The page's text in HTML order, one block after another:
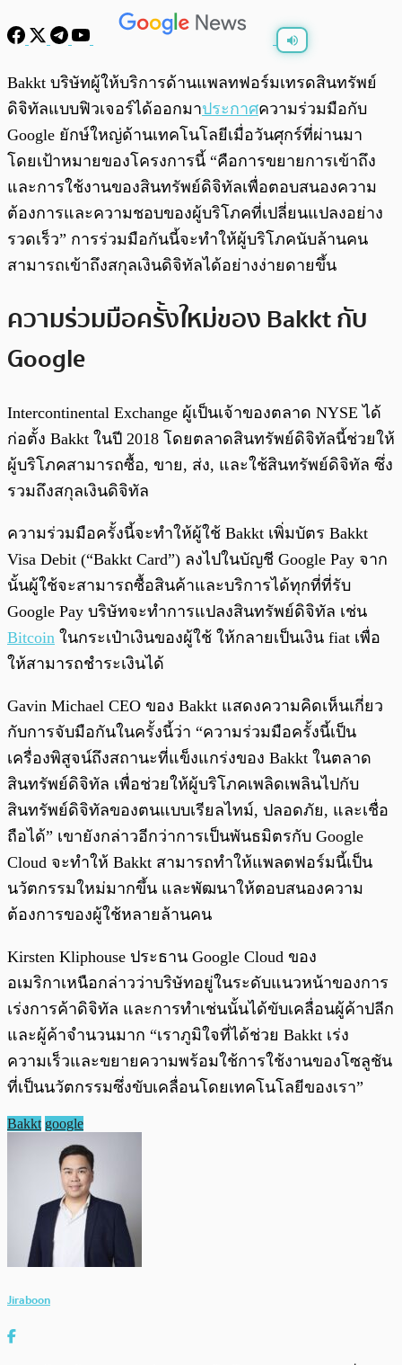
พร้อมเล่น 0:00 0:00
Bakkt บริษัทผู้ให้บริการด้านแพลทฟอร์มเทรดสินทรัพย์
ดิจิทัลแบบฟิวเจอร์ได้ออกมาประกาศความร่วมมือกับ
Google ยักษ์ใหญ่ด้านเทคโนโลยีเมื่อวันศุกร์ที่ผ่านมา
โดยเป้าหมายของโครงการนี้ “คือการขยายการเข้าถึง
และการใช้งานของสินทรัพย์ดิจิทัลเพื่อตอบสนองความ
ต้องการและความชอบของผู้บริโภคที่เปลี่ยนแปลงอย่าง
รวดเร็ว” การร่วมมือกันนี้จะทำให้ผู้บริโภคนับล้านคน
สามารถเข้าถึงสกุลเงินดิจิทัลได้อย่างง่ายดายขึ้น
ความร่วมมือครั้งใหม่ของ Bakkt กับ
Google
Intercontinental Exchange ผู้เป็นเจ้าของตลาด NYSE ได้
ก่อตั้ง Bakkt ในปี 2018 โดยตลาดสินทรัพย์ดิจิทัลนี้ช่วยให้
ผู้บริโภคสามารถซื้อ, ขาย, ส่ง, และใช้สินทรัพย์ดิจิทัล ซึ่ง
รวมถึงสกุลเงินดิจิทัล
ความร่วมมือครั้งนี้จะทำให้ผู้ใช้ Bakkt เพิ่มบัตร Bakkt
Visa Debit (“Bakkt Card”) ลงไปในบัญชี Google Pay จาก
นั้นผู้ใช้จะสามารถซื้อสินค้าและบริการได้ทุกที่ที่รับ
Google Pay บริษัทจะทำการแปลงสินทรัพย์ดิจิทัล เช่น
Bitcoin ในกระเป๋าเงินของผู้ใช้ ให้กลายเป็นเงิน fiat เพื่อ
ให้สามารถชำระเงินได้
Gavin Michael CEO ของ Bakkt แสดงความคิดเห็นเกี่ยว
กับการจับมือกันในครั้งนี้ว่า “ความร่วมมือครั้งนี้เป็น
เครื่องพิสูจน์ถึงสถานะที่แข็งแกร่งของ Bakkt ในตลาด
สินทรัพย์ดิจิทัล เพื่อช่วยให้ผู้บริโภคเพลิดเพลินไปกับ
สินทรัพย์ดิจิทัลของตนแบบเรียลไทม์, ปลอดภัย, และเชื่อ
ถือได้” เขายังกล่าวอีกว่าการเป็นพันธมิตรกับ Google
Cloud จะทำให้ Bakkt สามารถทำให้แพลตฟอร์มนี้เป็น
นวัตกรรมใหม่มากขึ้น และพัฒนาให้ตอบสนองความ
ต้องการของผู้ใช้หลายล้านคน
Kirsten Kliphouse ประธาน Google Cloud ของ
อเมริกาเหนือกล่าวว่าบริษัทอยู่ในระดับแนวหน้าของการ
เร่งการค้าดิจิทัล และการทำเช่นนั้นได้ขับเคลื่อนผู้ค้าปลีก
และผู้ค้าจำนวนมาก “เราภูมิใจที่ได้ช่วย Bakkt เร่ง
ความเร็วและขยายความพร้อมใช้การใช้งานของโซลูชัน
ที่เป็นนวัตกรรมซึ่งขับเคลื่อนโดยเทคโนโลยีของเรา”
Bakkt google
Jiraboon